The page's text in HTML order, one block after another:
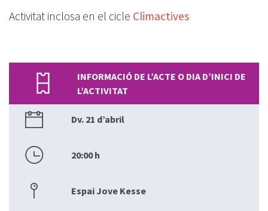
Activitat inclosa en el cicle Climactives
INFORMACIÓ DE L’ACTE O DIA D’INICI DE
L’ACTIVITAT
Dv. 21 d’abril
20:00 h
Espai Jove Kesse